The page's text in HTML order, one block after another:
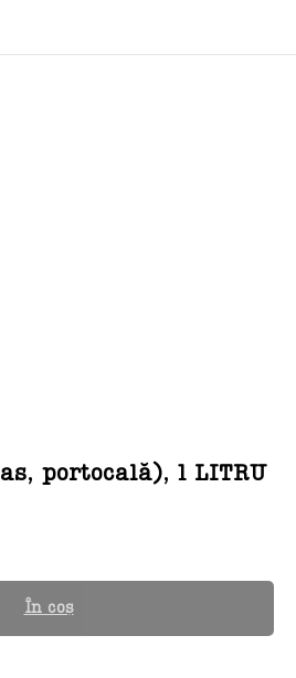
portocală), 1 LITRU
În coș